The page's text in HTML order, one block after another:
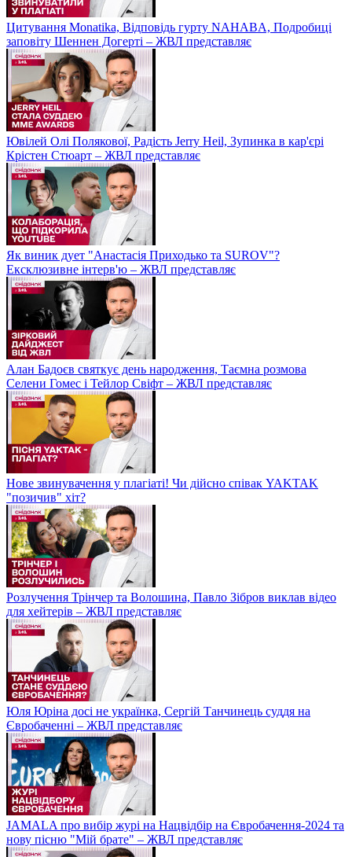
Цитування Monatikа, Відповідь гурту NAHABA, Подробиці
заповіту Шеннен Догерті – ЖВЛ представляє
Ювілей Олі Полякової, Радість Jerry Heil, Зупинка в кар'єрі
Крістен Стюарт – ЖВЛ представляє
Як виник дует "Анастасія Приходько та SUROV"?
Ексклюзивне інтерв'ю – ЖВЛ представляє
Алан Бадоєв святкує день народження, Таємна розмова
Селени Гомес і Тейлор Свіфт – ЖВЛ представляє
Нове звинувачення у плагіаті! Чи дійсно співак YAKTAK
"позичив" хіт?
Розлучення Трінчер та Волошина, Павло Зібров виклав відео
для хейтерів – ЖВЛ представляє
Юля Юріна досі не українка, Сергій Танчинець суддя на
Євробаченні – ЖВЛ представляє
JAMALA про вибір журі на Нацвідбір на Євробачення-2024 та
нову пісню "Мій брате" – ЖВЛ представляє